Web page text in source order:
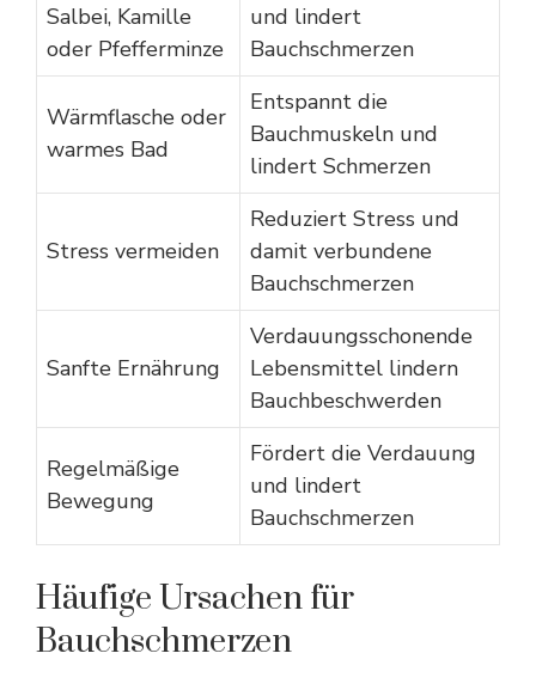
Salbei, Kamille
oder Pfefferminze
und lindert
Bauchschmerzen
Wärmflasche oder
warmes Bad
Entspannt die
Bauchmuskeln und
lindert Schmerzen
Stress vermeiden
Reduziert Stress und
damit verbundene
Bauchschmerzen
Sanfte Ernährung
Verdauungsschonende
Lebensmittel lindern
Bauchbeschwerden
Regelmäßige
Bewegung
Fördert die Verdauung
und lindert
Bauchschmerzen
Häufige Ursachen für
Bauchschmerzen